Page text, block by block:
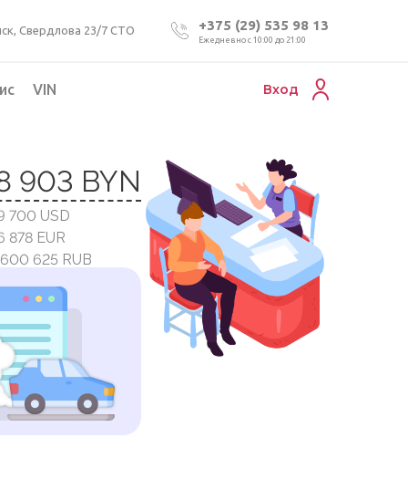
Свердлова 23/7 СТО +375 (29) 535 98 13
Ежедневно с 10:00 до 21:00
Проверка VIN номера авто
Пригон авто из Беларуси
Подбор мотоцикла
VIN Вход
903 BYN
700 USD
878 EUR
625 RUB